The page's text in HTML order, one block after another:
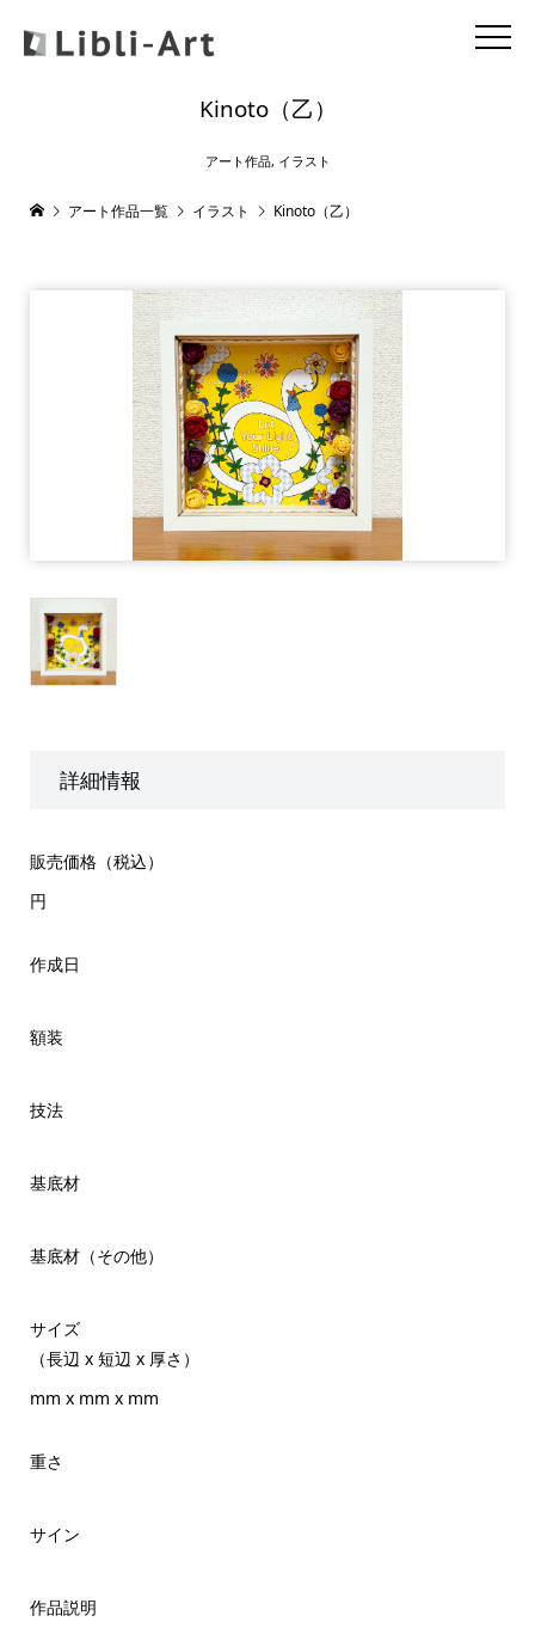
Kinoto（乙）
アート作品, イラスト
アート作品一覧 イラスト Kinoto（乙）
詳細情報
販売価格（税込）
円
作成日
額装
技法
基底材
基底材（その他）
サイズ
（長辺 x 短辺 x 厚さ）
mm x mm x mm
重さ
サイン
作品説明